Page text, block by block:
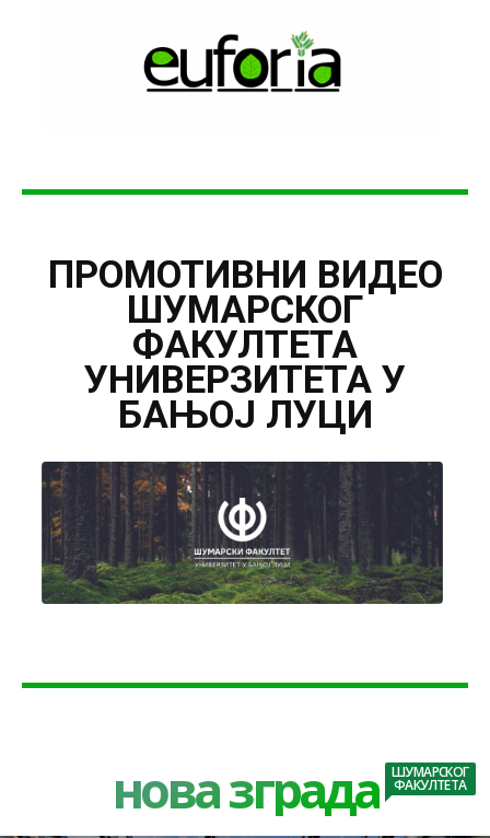
ПРОМОТИВНИ ВИДЕО
ШУМАРСКОГ
ФАКУЛТЕТА
УНИВЕРЗИТЕТА У
БАЊОЈ ЛУЦИ
нова зграда ШУМАРСКОГ
ФАКУЛТЕТА